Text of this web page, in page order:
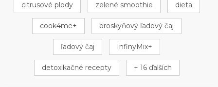
citrusové plody zelené smoothie dieta
cook4me+ broskyňový ľadový čaj
ľadový čaj InfinyMix+
detoxikačné recepty + 16 ďalších